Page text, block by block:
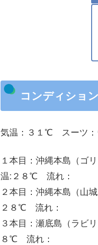
コンディショ
気温：３１℃ スーツ：
１本目：沖縄本島（
温:２８℃ 流れ：
２本目：沖縄本島（
２８℃ 流れ：
３本目：瀬底島（ラ
８℃ 流れ：